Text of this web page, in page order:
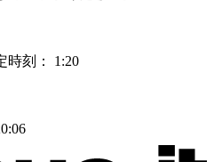
刻：
1:20